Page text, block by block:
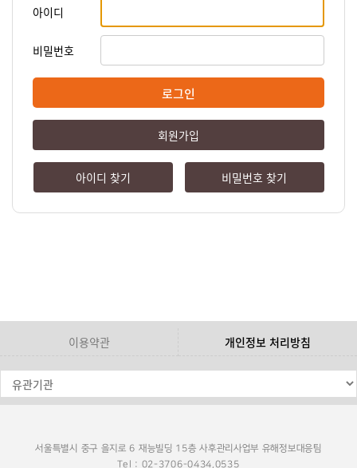
아이디
비밀번호
로그인
회원가입
아이디 찾기 비밀번호 찾기
이용약관 개인정보 처리방침
서울특별시 중구 을지로 6 재능빌딩 15층 사후관리사업부 유해정보대응팀
Tel : 02-3706-0434,0535